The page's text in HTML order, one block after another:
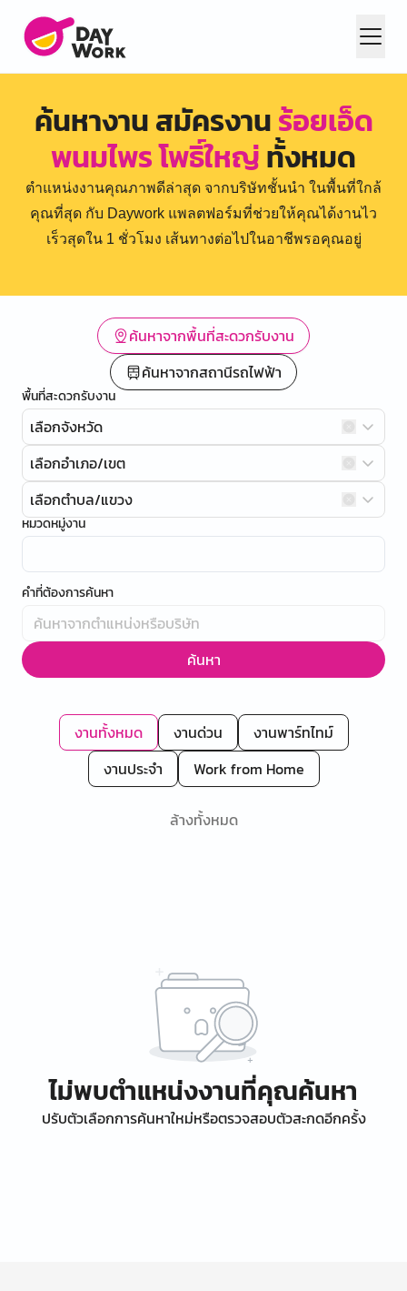
ค้นหางาน สมัครงานร้อยเอ็ด
พนมไพร โพธิ์ใหญ่ทั้งหมด
ตำแหน่งงานคุณภาพดีล่าสุด จากบริษัทชั้นนำ ในพื้นที่ใกล้
คุณที่สุด กับ Daywork แพลตฟอร์มที่ช่วยให้คุณได้งานไว
เร็วสุดใน 1 ชั่วโมง เส้นทางต่อไปในอาชีพรอคุณอยู่
ค้นหาจากพื้นที่สะดวกรับงาน
ค้นหาจากสถานีรถไฟฟ้า
พื้นที่สะดวกรับงาน
เลือกจังหวัด
เลือกอำเภอ/เขต
เลือกตำบล/แขวง
หมวดหมู่งาน
คำที่ต้องการค้นหา
ค้นหา
งานทั้งหมด งานด่วน
งานพาร์ทไทม์
งานประจำ
Work from Home
ล้างทั้งหมด
ไม่พบตำแหน่งงานที่คุณค้นหา
ปรับตัวเลือกการค้นหาใหม่หรือตรวจสอบตัวสะกดอีกครั้ง